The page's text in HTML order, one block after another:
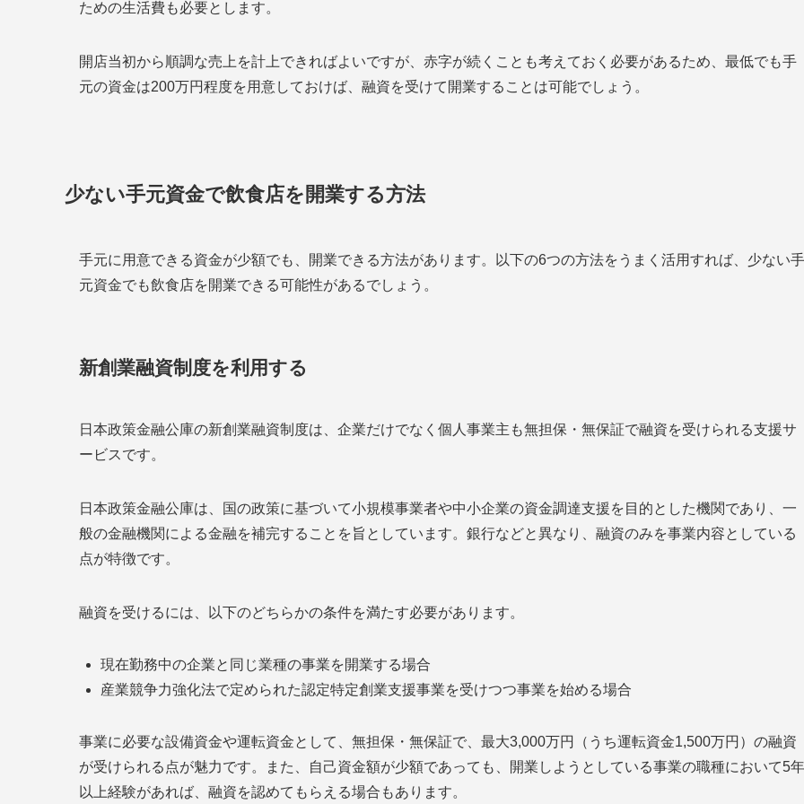
ための生活費も必要とします。
開店当初から順調な売上を計上できればよいですが、赤字が続くことも考えておく必要があるため、最低でも手
元の資金は200万円程度を用意しておけば、融資を受けて開業することは可能でしょう。
少ない手元資金で飲食店を開業する方法
手元に用意できる資金が少額でも、開業できる方法があります。以下の6つの方法をうまく活用すれば、少ない手
元資金でも飲食店を開業できる可能性があるでしょう。
新創業融資制度を利用する
日本政策金融公庫の新創業融資制度は、企業だけでなく個人事業主も無担保・無保証で融資を受けられる支援サ
ービスです。
日本政策金融公庫は、国の政策に基づいて小規模事業者や中小企業の資金調達支援を目的とした機関であり、一
般の金融機関による金融を補完することを旨としています。銀行などと異なり、融資のみを事業内容としている
点が特徴です。
融資を受けるには、以下のどちらかの条件を満たす必要があります。
現在勤務中の企業と同じ業種の事業を開業する場合
産業競争力強化法で定められた認定特定創業支援事業を受けつつ事業を始める場合
事業に必要な設備資金や運転資金として、無担保・無保証で、最大3,000万円（うち運転資金1,500万円）の融資
が受けられる点が魅力です。また、自己資金額が少額であっても、開業しようとしている事業の職種において5年
以上経験があれば、融資を認めてもらえる場合もあります。